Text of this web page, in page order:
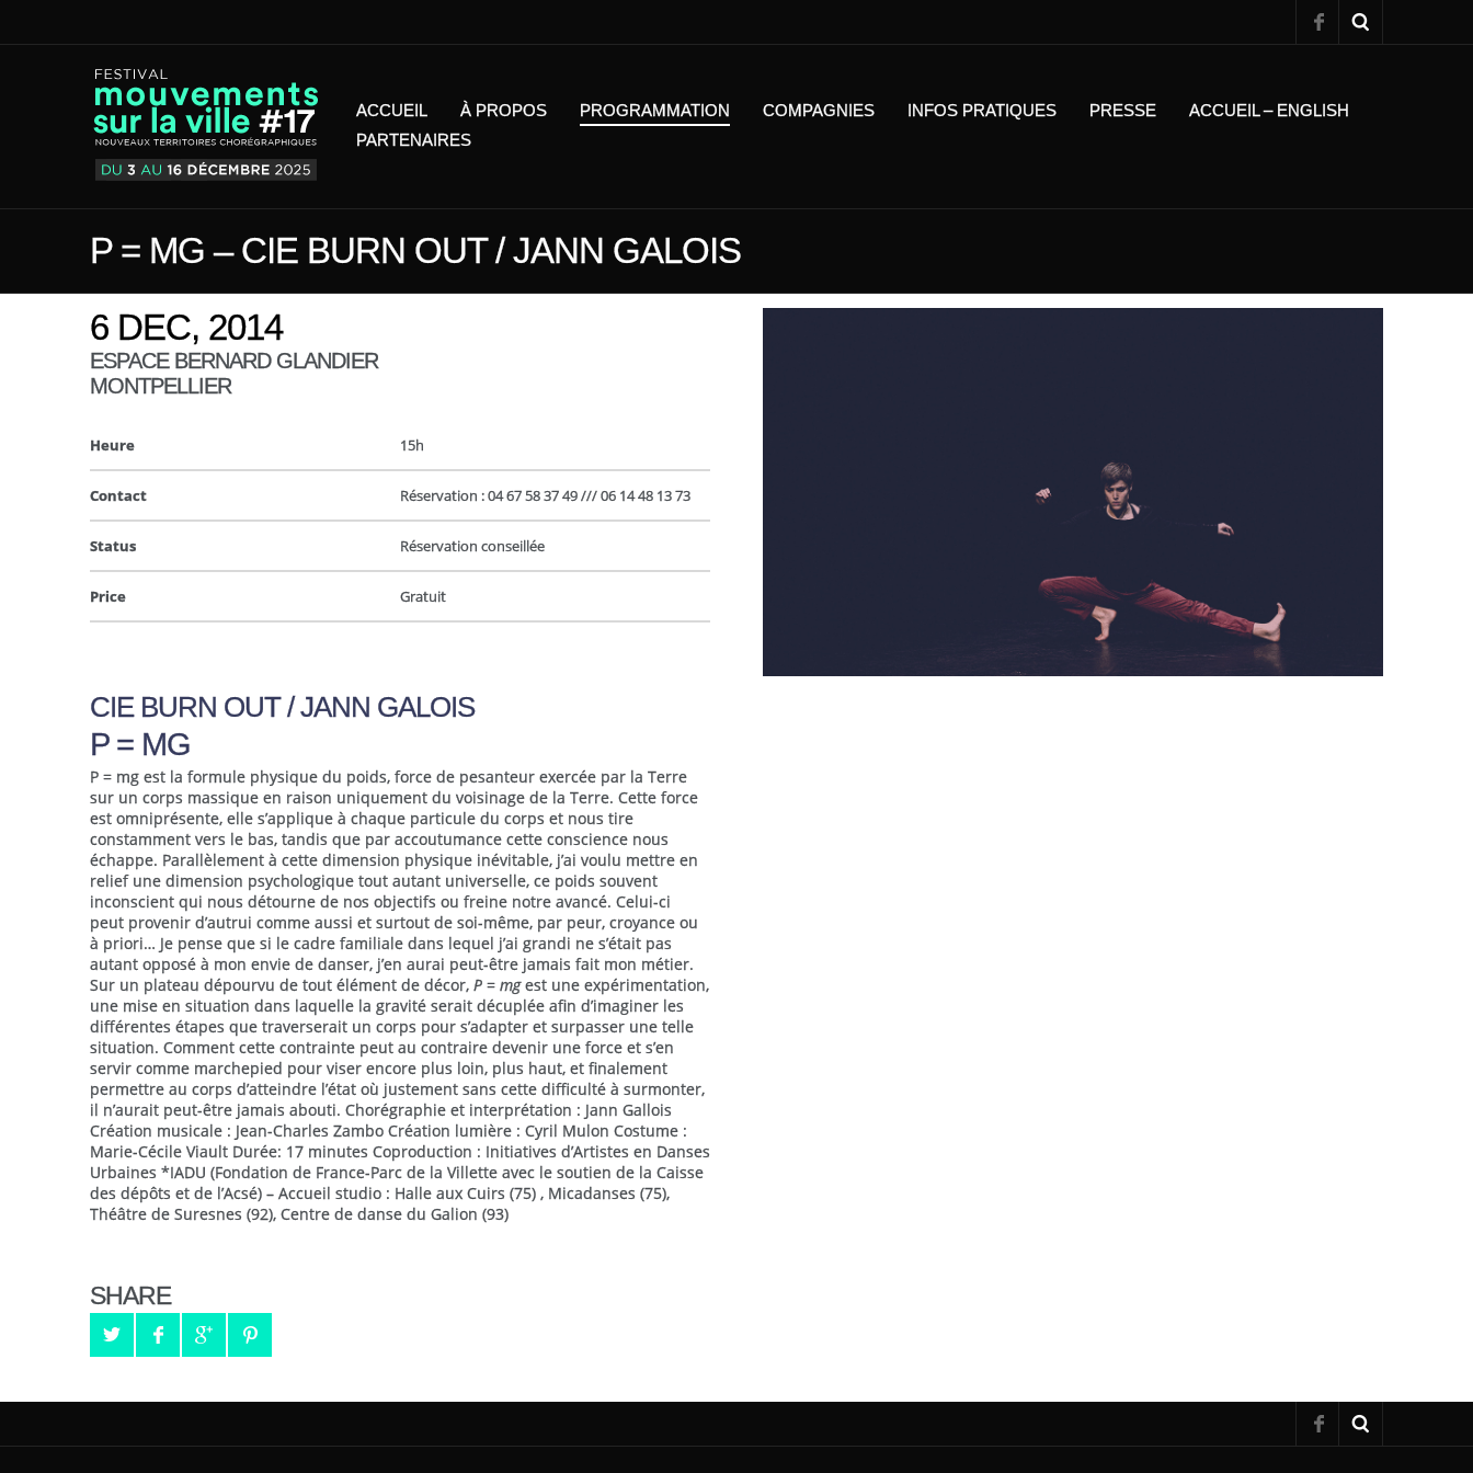
ACCUEIL À PROPOS PROGRAMMATION COMPAGNIES INFOS PRATIQUES PRESSE
ACCUEIL – ENGLISH
PARTENAIRES
P = MG – CIE BURN OUT / JANN GALOIS
6 DEC, 2014
ESPACE BERNARD GLANDIER
MONTPELLIER
Heure 15h
Contact Réservation : 04 67 58 37 49 /// 06 14 48 13 73
Status Réservation conseillée
Price Gratuit
CIE BURN OUT / JANN GALOIS
P = MG
P = mg est la formule physique du poids, force de pesanteur exercée par la Terre
sur un corps massique en raison uniquement du voisinage de la Terre. Cette force
est omniprésente, elle s’applique à chaque particule du corps et nous tire
constamment vers le bas, tandis que par accoutumance cette conscience nous
échappe. Parallèlement à cette dimension physique inévitable, j’ai voulu mettre en
relief une dimension psychologique tout autant universelle, ce poids souvent
inconscient qui nous détourne de nos objectifs ou freine notre avancé. Celui-ci
peut provenir d’autrui comme aussi et surtout de soi-même, par peur, croyance ou
à priori… Je pense que si le cadre familiale dans lequel j’ai grandi ne s’était pas
autant opposé à mon envie de danser, j’en aurai peut-être jamais fait mon métier.
Sur un plateau dépourvu de tout élément de décor, P = mgest une expérimentation,
une mise en situation dans laquelle la gravité serait décuplée afin d’imaginer les
différentes étapes que traverserait un corps pour s’adapter et surpasser une telle
situation. Comment cette contrainte peut au contraire devenir une force et s’en
servir comme marchepied pour viser encore plus loin, plus haut, et finalement
permettre au corps d’atteindre l’état où justement sans cette difficulté à surmonter,
il n’aurait peut-être jamais abouti. Chorégraphie et interprétation : Jann Gallois
Création musicale : Jean-Charles Zambo Création lumière : Cyril Mulon Costume :
Marie-Cécile Viault Durée: 17 minutes Coproduction : Initiatives d’Artistes en Danses
Urbaines *IADU (Fondation de France-Parc de la Villette avec le soutien de la Caisse
des dépôts et de l’Acsé) – Accueil studio : Halle aux Cuirs (75) , Micadanses (75),
Théâtre de Suresnes (92), Centre de danse du Galion (93)
SHARE